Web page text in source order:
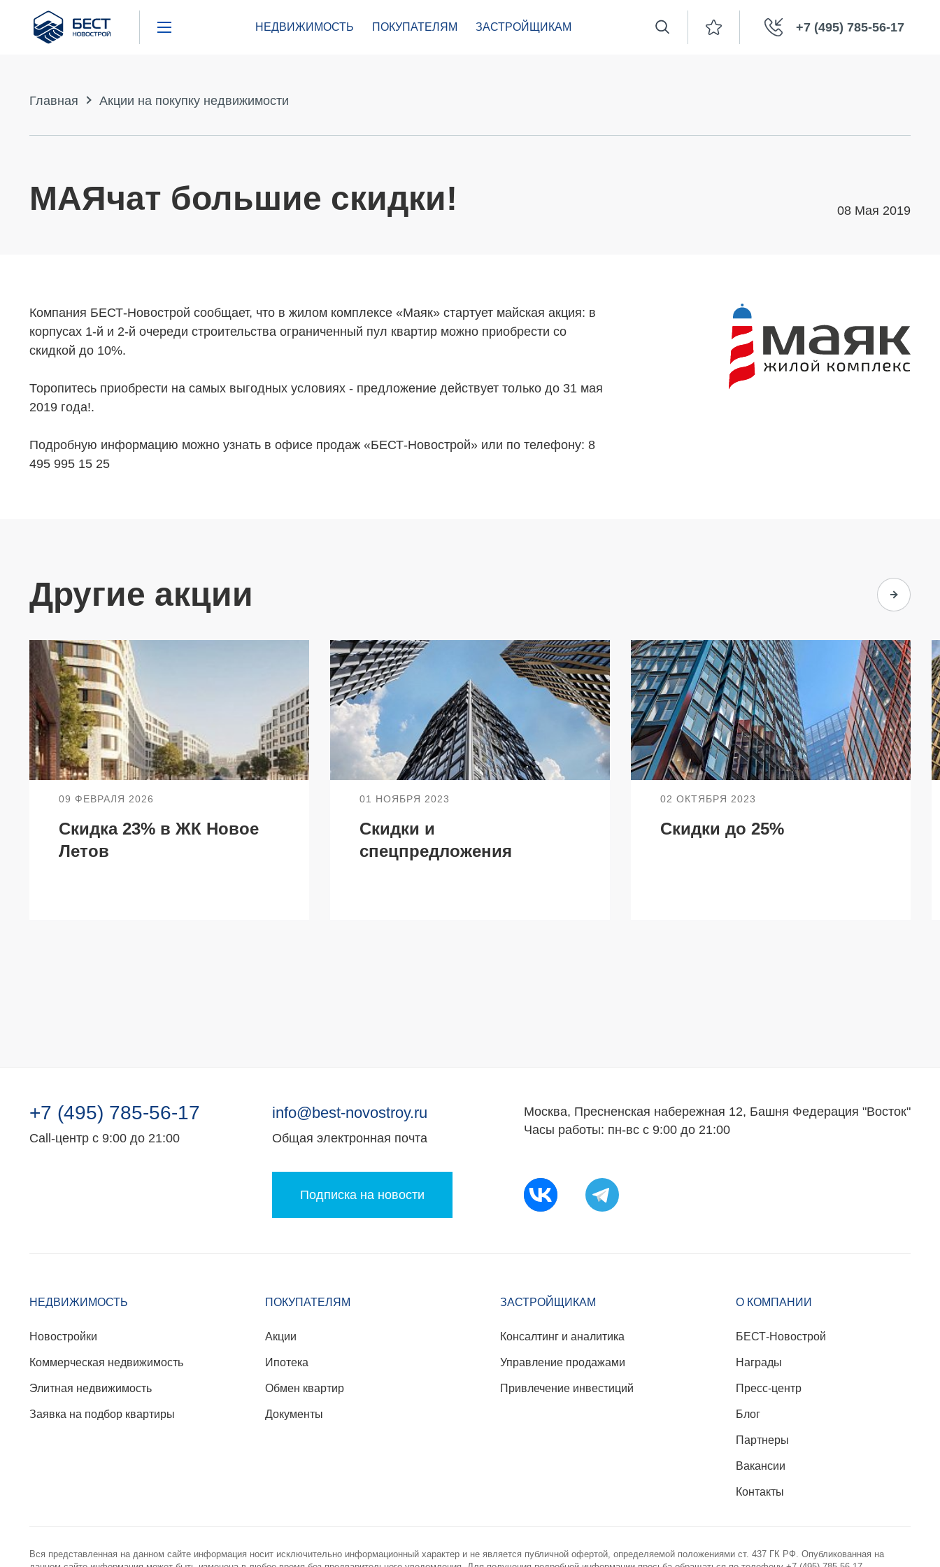
Бест
Новострой
НЕДВИЖИМОСТЬ ПОКУПАТЕЛЯМ ЗАСТРОЙЩИКАМ +7 (495) 785-56-17
НЕДВИЖИМОСТЬ
Новостройки
Коммерческая недвижимость
Элитная недвижимость
Заявка на подбор квартиры
ПОКУПАТЕЛЯМ
Акции
Ипотека
Обмен квартир
ЗАСТРОЙЩИКАМ
Консалтинг и аналитика
Управление продажами
Привлечение инвестиций
О КОМПАНИИ
БЕСТ-Новострой
Награды
Пресс-центр
Блог
Партнеры
Главная Акции на покупку недвижимости
МАЯчат большие скидки! 08 Мая 2019
Компания БЕСТ-Новострой сообщает, что в жилом комплексе «Маяк» стартует майская акция: в
корпусах 1-й и 2-й очереди строительства ограниченный пул квартир можно приобрести со
скидкой до 10%.
Торопитесь приобрести на самых выгодных условиях - предложение действует только до 31 мая
2019 года!.
Подробную информацию можно узнать в офисе продаж «БЕСТ-Новострой» или по телефону: 8
495 995 15 25
Другие акции
09 ФЕВРАЛЯ 2026
Скидка 23% в ЖК Новое
Летов
01 НОЯБРЯ 2023
Скидки и
спецпредложения
02 ОКТЯБРЯ 2023
Скидки до 25%
+7 (495) 785-56-17
Call-центр с 9:00 до 21:00
info@best-novostroy.ru
Общая электронная почта
Подписка на новости
Москва, Пресненская набережная 12, Башня Федерация "Восток"
Часы работы: пн-вс с 9:00 до 21:00
НЕДВИЖИМОСТЬ
Новостройки
Коммерческая недвижимость
Элитная недвижимость
Заявка на подбор квартиры
ПОКУПАТЕЛЯМ
Акции
Ипотека
Обмен квартир
Документы
ЗАСТРОЙЩИКАМ
Консалтинг и аналитика
Управление продажами
Привлечение инвестиций
О КОМПАНИИ
БЕСТ-Новострой
Награды
Пресс-центр
Блог
Партнеры
Вакансии
Контакты
Вся представленная на данном сайте информация носит исключительно информационный характер и не является публичной офертой, определяемой положениями ст. 437 ГК РФ. Опубликованная на